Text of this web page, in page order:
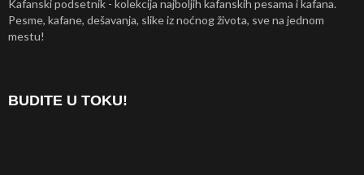
Kafanski podsetnik - kolekcija najboljih kafanskih pesama i kafana.
Pesme, kafane, dešavanja, slike iz noćnog života, sve na jednom
mestu!
BUDITE U TOKU!